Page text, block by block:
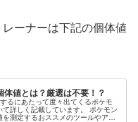
ーナーは下記の個体値
体値とは？厳選は不要！？
るにあたって度々出てくるポケモ
て詳しく記載しています。 ポケモン
測定するおススメのツールやアプ